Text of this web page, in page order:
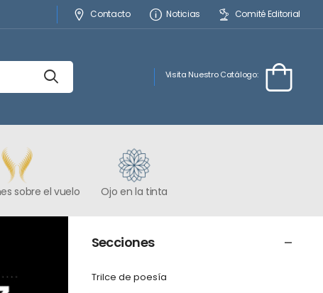
Contacto Noticias Comité Editorial
Visita Nuestro Catálogo:
sobre el vuelo Ojo en la tinta
Secciones
Trilce de poesía